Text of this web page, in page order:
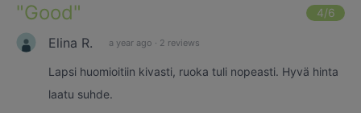
"Good" 4/6
Elina R. a year ago · 2 reviews
Lapsi huomioitiin kivasti, ruoka tuli nopeasti. Hyvä hinta
laatu suhde.